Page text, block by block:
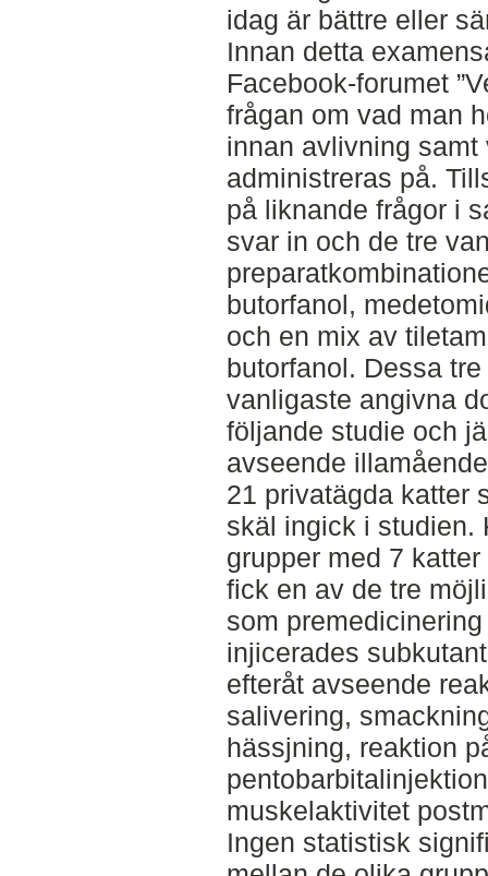
idag är bättre eller
Innan detta
Facebook-forumet
frågan om vad man
innan avlivning
administreras på.
på liknande frågor i
svar in och de tre
butorfanol,
och en mix av
butorfanol. Dessa
vanligaste angivna
följande studie och
avseende
21 privatägda katter
skäl ingick i studien.
grupper med 7
fick en av de tre
som
injicerades
efteråt avseende
salivering,
hässjning, reaktion
muskelaktivitet
Ingen statistisk